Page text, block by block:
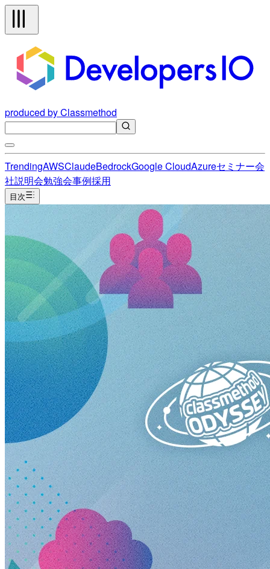
produced by Classmethod
TrendingAWSClaudeBedrockGoogle CloudAzureセミナー会
社説明会勉強会事例採用
目次